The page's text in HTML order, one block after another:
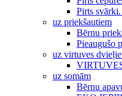
Pirts
uz priekšautiem
Bērnu
Pieaugušo
uz virtuves
uz somām
Bērnu